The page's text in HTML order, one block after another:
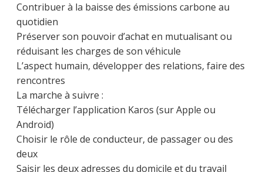
Contribuer à la baisse des émissions carbone au
quotidien
Préserver son pouvoir d’achat en mutualisant ou
réduisant les charges de son véhicule
L’aspect humain, développer des relations, faire des
rencontres
La marche à suivre :
Télécharger l’application Karos (sur Apple ou
Android)
Choisir le rôle de conducteur, de passager ou des
deux
Saisir les deux adresses du domicile et du travail